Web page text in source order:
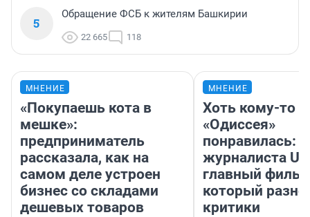
5
Обращение ФСБ к жителям Башкирии
22 665 118
МНЕНИЕ
«Покупаешь кота в
мешке»:
предприниматель
рассказала, как на
самом деле устроен
бизнес со складами
дешевых товаров
МНЕНИЕ
Хоть кому-то
«Одиссея»
понравилась:
журналиста
главный
который
критики